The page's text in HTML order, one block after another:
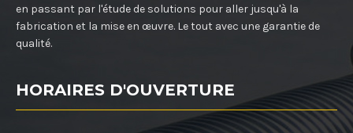
en passant par l'étude de solutions pour aller jusqu'à la
fabrication et la mise en œuvre. Le tout avec une garantie de
qualité.
HORAIRES D'OUVERTURE